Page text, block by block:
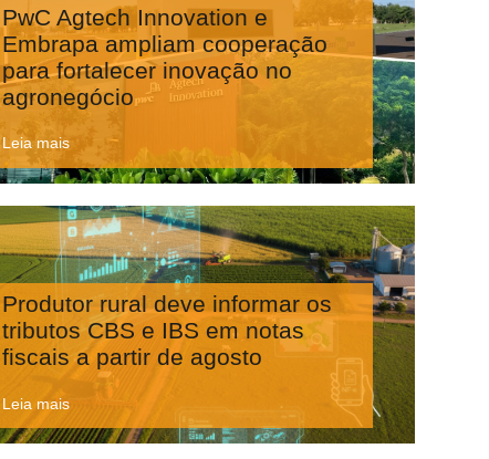
PwC Agtech Innovation e
Embrapa ampliam cooperação
para fortalecer inovação no
agronegócio
Leia mais
Produtor rural deve informar os
tributos CBS e IBS em notas
fiscais a partir de agosto
Leia mais